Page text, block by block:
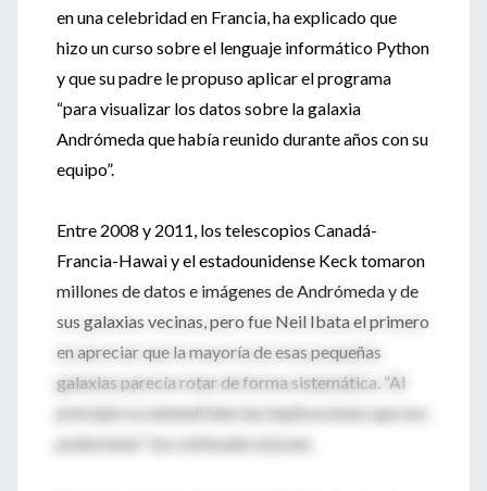
en una celebridad en Francia, ha explicado que
hizo un curso sobre el lenguaje informático Python
y que su padre le propuso aplicar el programa
“para visualizar los datos sobre la galaxia
Andrómeda que había reunido durante años con su
equipo”.
Entre 2008 y 2011, los telescopios Canadá-
Francia-Hawai y el estadounidense Keck tomaron
millones de datos e imágenes de Andrómeda y de
sus galaxias vecinas, pero fue Neil Ibata el primero
en apreciar que la mayoría de esas pequeñas
galaxias parecía rotar de forma sistemática. “Al
principio no entendí bien las implicaciones que eso
podía tener”, ha confesado el joven.